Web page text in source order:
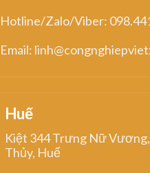
Hotline/Zalo/Viber:
Email:
Huế
Kiệt 344 Trưng Nữ
Thủy, Huế